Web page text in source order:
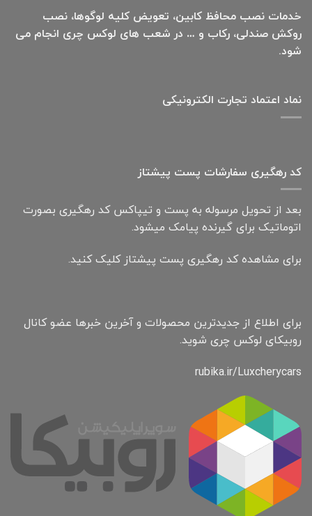
خدمات نصب محافظ کابین، تعویض کلیه لوگوها، نصب
روکش صندلی، رکاب و … در شعب های لوکس چری انجام می
شود.
نماد اعتماد تجارت الكترونیكی
کد رهگیری سفارشات پست پیشتاز
بعد از تحویل مرسوله به پست و تیپاکس کد رهگیری بصورت
اتوماتیک برای گیرنده پیامک میشود.
برای مشاهده کد رهگیری پست پیشتاز کلیک کنید.
برای اطلاع از جدیدترین محصولات و آخرین خبرها عضو کانال
روبیکای لوکس چری شوید.
rubika.ir/Luxcherycars